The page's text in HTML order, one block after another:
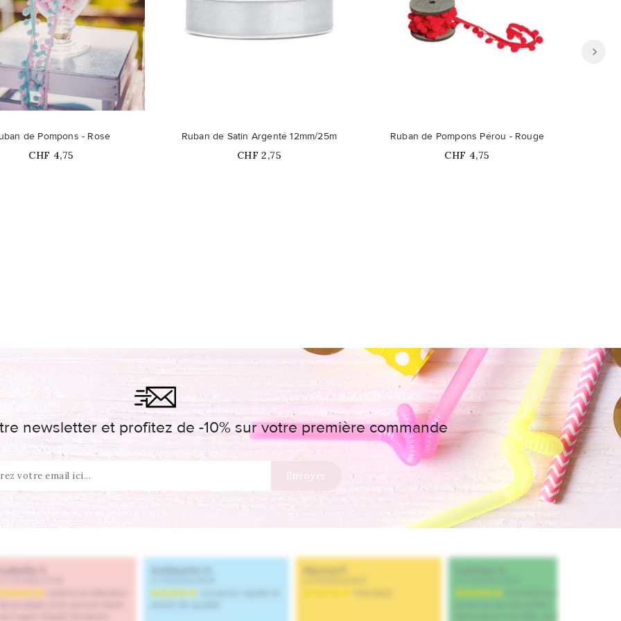
de Pompons - Rose
Prix
CHF 4,75
Ruban de Satin Argenté 12mm/25m
Prix
CHF 2,75
Ruban de Pompons Pérou - Rouge
Prix
CHF 4,75
newsletter et profitez de -10% sur votre première commande